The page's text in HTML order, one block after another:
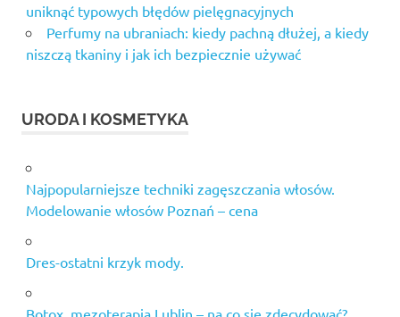
uniknąć typowych błędów pielęgnacyjnych
Perfumy na ubraniach: kiedy pachną dłużej, a kiedy
niszczą tkaniny i jak ich bezpiecznie używać
URODA I KOSMETYKA
Najpopularniejsze techniki zagęszczania włosów.
Modelowanie włosów Poznań – cena
Dres-ostatni krzyk mody.